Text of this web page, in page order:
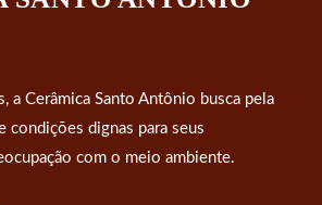
a Cerâmica Santo Antônio busca pela
condições dignas para seus
com o meio ambiente.